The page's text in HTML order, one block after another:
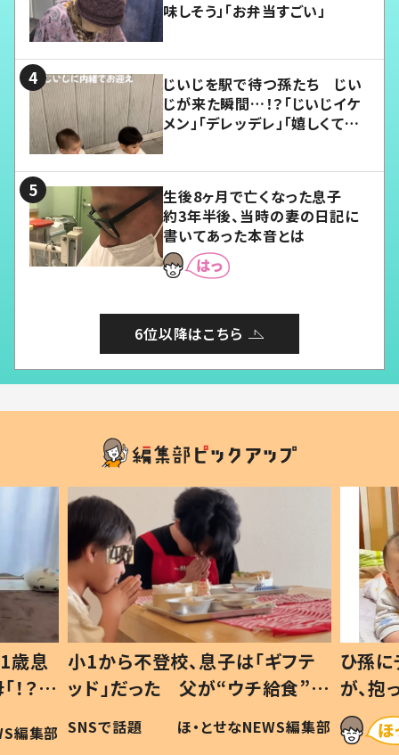
味しそう」「お弁当すごい」
じいじを駅で待つ孫たち じい
じが来た瞬間…！？「じいじイケ
メン」「デレッデレ」「嬉しくて可
生後8ヶ月で亡くなった息子
約3年半後、当時の妻の日記に
書いてあった本音とは
6位以降はこちら
歳息
？」
編集部
小1から不登校、息子は「ギフテ
ッド」だった 父が“ウチ給食”を
作り続ける理由とは #令和の親
#令和の子
SNSで話題 ほ・とせなNEWS編集部
ひ孫
が、
「涙が
い」